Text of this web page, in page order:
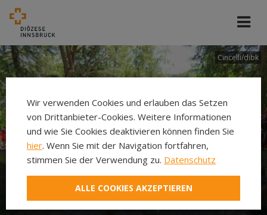
Cincelli/dibk
Neuer Pilgerweg Via
Laudato si’
Wir verwenden Cookies und erlauben das Setzen
von Drittanbieter-Cookies. Weitere Informationen
und wie Sie Cookies deaktivieren können finden Sie
hier. Wenn Sie mit der Navigation fortfahren,
stimmen Sie der Verwendung zu. Datenschutz
ALLE COOKIES AKZEPTIEREN